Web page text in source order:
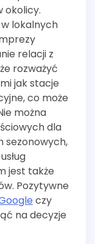
okolicy.
lokalnych
relacji z
rozważyć
jak stacje
co może
można
dla
sezonowych,
jest także
Pozytywne
czy
na decyzje